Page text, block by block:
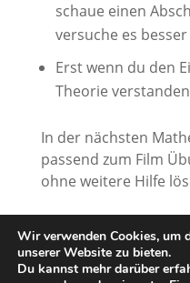
schaue einen
versuche es
Erst wenn du den
Theorie
In der nächsten
passend zum Film
ohne weitere Hilfe
Wir verwenden Cookies, um
unserer Website zu bieten.
Du kannst mehr darüber